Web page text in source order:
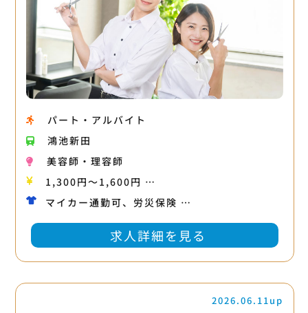
パート・アルバイト
鴻池新田
美容師・理容師
1,300円〜1,600円 …
マイカー通勤可、労災保険 …
求人詳細を見る
2026.06.11up